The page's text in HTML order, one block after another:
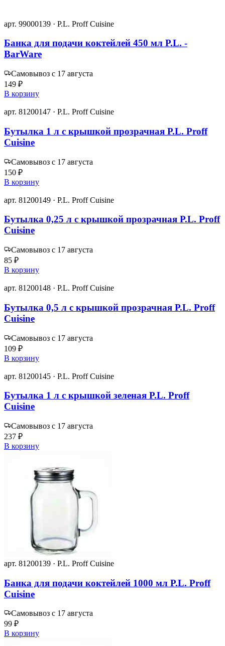
арт. 99000139 · P.L. Proff Cuisine
Банка для подачи коктейлей 450 мл P.L. -
BarWare
Самовывоз с 17 августа
149 ₽
В корзину
арт. 81200147 · P.L. Proff Cuisine
Бутылка 1 л с крышкой прозрачная P.L. Proff
Cuisine
Самовывоз с 17 августа
150 ₽
В корзину
арт. 81200149 · P.L. Proff Cuisine
Бутылка 0,25 л с крышкой прозрачная P.L. Proff
Cuisine
Самовывоз с 17 августа
85 ₽
В корзину
арт. 81200148 · P.L. Proff Cuisine
Бутылка 0,5 л с крышкой прозрачная P.L. Proff
Cuisine
Самовывоз с 17 августа
109 ₽
В корзину
арт. 81200145 · P.L. Proff Cuisine
Бутылка 1 л с крышкой зеленая P.L. Proff
Cuisine
Самовывоз с 17 августа
237 ₽
В корзину
арт. 81200139 · P.L. Proff Cuisine
Банка для подачи коктейлей 1000 мл P.L. Proff
Cuisine
Самовывоз с 17 августа
99 ₽
В корзину